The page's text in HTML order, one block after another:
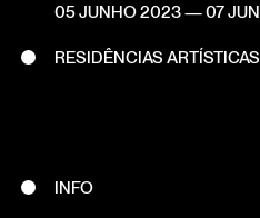
05 JUNHO 2023—07
RESIDÊNCIAS
INFO